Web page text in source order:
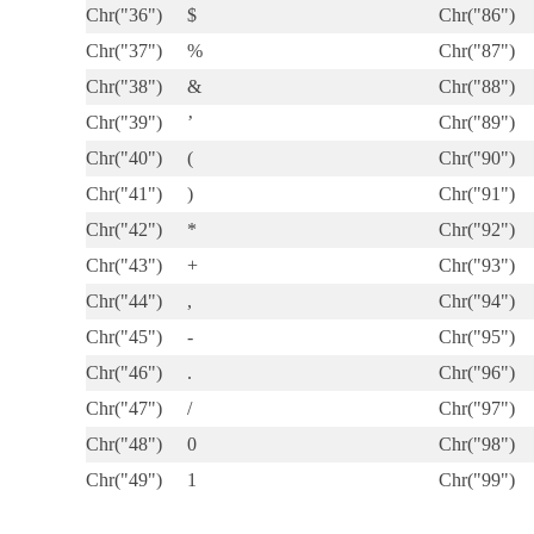
Chr("36")
$ Chr("86")
Chr("37")
% Chr("87")
Chr("38")
& Chr("88")
Chr("39")
’ Chr("89")
Chr("40")
( Chr("90")
Chr("41")
) Chr("91")
Chr("42")
* Chr("92")
Chr("43")
+ Chr("93")
Chr("44")
, Chr("94")
Chr("45")
- Chr("95")
Chr("46")
. Chr("96")
Chr("47")
/ Chr("97")
Chr("48")
0 Chr("98")
Chr("49")
1 Chr("99")